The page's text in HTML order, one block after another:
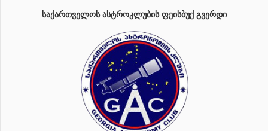
ᲡᲐᲥᲐᲠᲗᲕᲔᲚᲝᲡ ᲐᲡᲢᲠᲝᲙᲚᲣᲑᲘᲡ ᲤᲔᲘᲡᲑᲣᲥ ᲒᲕᲔᲠᲓᲘ